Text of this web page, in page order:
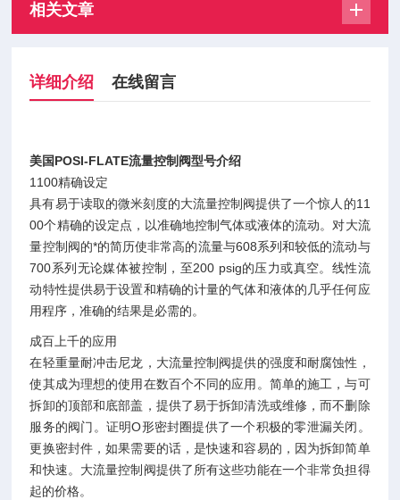
相关文章
详细介绍 在线留言
美国POSI-FLATE流量控制阀型号介绍
1100精确设定
具有易于读取的微米刻度的大流量控制阀提供了一个惊人的11
00个精确的设定点，以准确地控制气体或液体的流动。对大流
量控制阀的*的简历使非常高的流量与608系列和较低的流动与
700系列无论媒体被控制，至200 psig的压力或真空。线性流
动特性提供易于设置和精确的计量的气体和液体的几乎任何应
用程序，准确的结果是必需的。
成百上千的应用
在轻重量耐冲击尼龙，大流量控制阀提供的强度和耐腐蚀性，
使其成为理想的使用在数百个不同的应用。简单的施工，与可
拆卸的顶部和底部盖，提供了易于拆卸清洗或维修，而不删除
服务的阀门。证明O形密封圈提供了一个积极的零泄漏关闭。
更换密封件，如果需要的话，是快速和容易的，因为拆卸简单
和快速。大流量控制阀提供了所有这些功能在一个非常负担得
起的价格。